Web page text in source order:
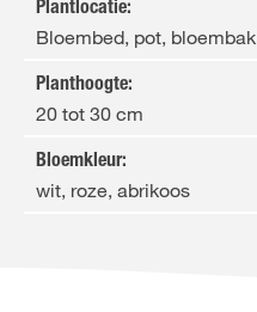
Plantlocatie:
Bloembed, pot, bloembak
Planthoogte:
20 tot 30 cm
Bloemkleur:
wit, roze, abrikoos